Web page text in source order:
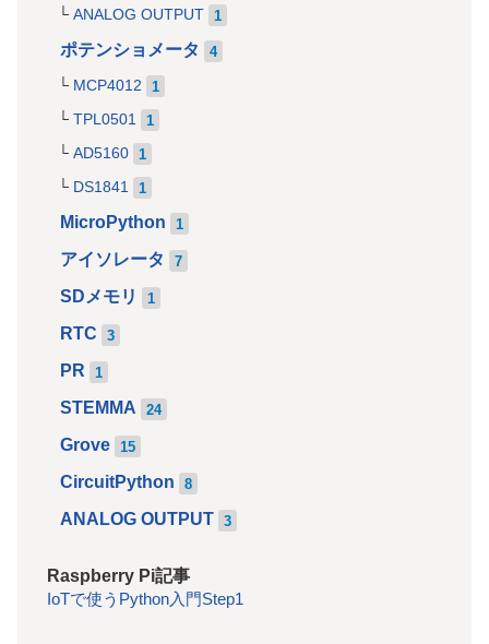
ANALOG OUTPUT 1
ポテンショメータ 4
MCP4012 1
TPL0501 1
AD5160 1
DS1841 1
MicroPython 1
アイソレータ 7
SDメモリ 1
RTC 3
PR 1
STEMMA 24
Grove 15
CircuitPython 8
ANALOG OUTPUT 3
Raspberry Pi記事
IoTで使うPython入門Step1